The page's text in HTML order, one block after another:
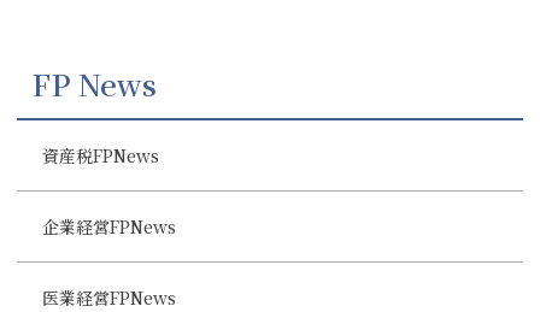
FP News
資産税FPNews
企業経営FPNews
医業経営FPNews